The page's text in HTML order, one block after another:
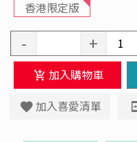
香港限定版
+
-
加入購物車
加入喜愛清單